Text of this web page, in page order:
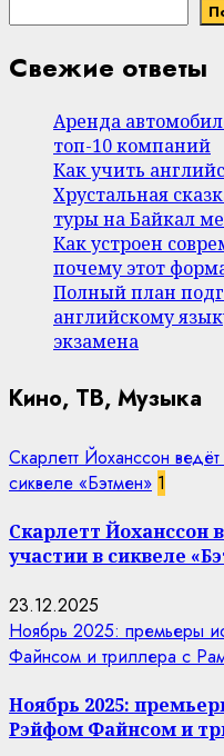
Свежие ответы
Аренда
топ-10 компаний
Как учить
Хрустальная
туры на Байкал
Как устроен
почему этот
Полный план
английскому
экзамена
Кино, ТВ, Музыка
Скарлетт Йоханссон
сиквеле «Бэтмен» 1
Скарлетт Йоханссон
участии в сиквеле
23.12.2025
Ноябрь 2025: премьеры
Файнсом и триллера с
Ноябрь 2025:
Рэйфом Файнсом и